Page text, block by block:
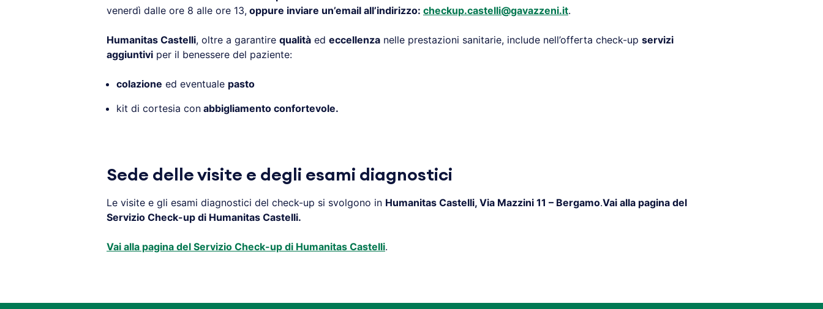
venerdì dalle ore 8 alle ore 13, oppure inviare un’email all’indirizzo: checkup.castelli@gavazzeni.it.
Humanitas Castelli, oltre a garantire qualità ed eccellenza nelle prestazioni sanitarie, include nell’offerta check-up servizi
aggiuntivi per il benessere del paziente:
colazione ed eventuale pasto
kit di cortesia con abbigliamento confortevole.
Sede delle visite e degli esami diagnostici
Le visite e gli esami diagnostici del check-up si svolgono in Humanitas Castelli, Via Mazzini 11 – Bergamo.Vai alla pagina del
Servizio Check-up di Humanitas Castelli.
Vai alla pagina del Servizio Check-up di Humanitas Castelli.